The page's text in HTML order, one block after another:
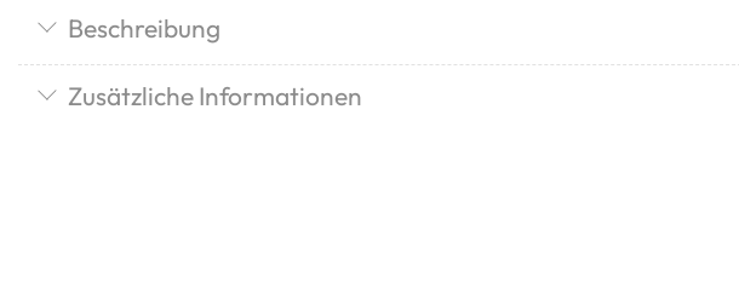
Beschreibung
Zusätzliche Informationen